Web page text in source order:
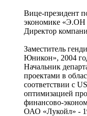
Вице-президент
экономике «Э.ОН
Директор
Заместитель
Юникон», 2004
Начальник
проектами в
соответствии с
оптимизацией
финансово-
ОАО «Лукойл» -